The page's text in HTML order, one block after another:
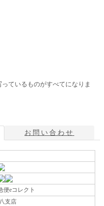
ているものがすべてになりま
お問い合わせ
便eコレクト
支店